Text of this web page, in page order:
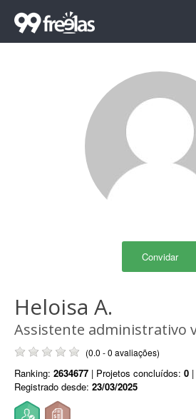
Convidar
Heloisa A.
Assistente administrativo
(0.0 - 0 avaliações)
Ranking: 2634677 | Projetos concluídos: 0
Registrado desde: 23/03/2025